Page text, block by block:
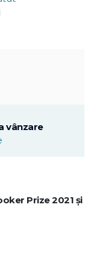
vânzare
Prize 2021 și